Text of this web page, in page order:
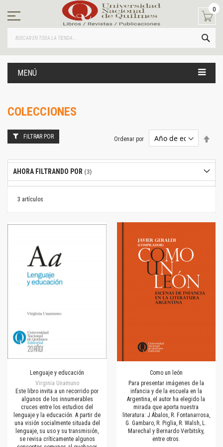
contenido
0
MENÚ
COLECCIONES
3 artículos
Ordenar por
Lenguaje y educación
Virginia Unamuno
Este libro invita a un recorrido por
algunos de los innumerables
cruces entre los estudios del
lenguaje y la educación. A partir de
una visión socialmente situada del
lenguaje, su uso y su transmisión,
se revisa críticamente algunos
Como un león
Para presentar imágenes de la
infancia y de la escuela en la
Argentina, el autor ha elegido la
mirada que aporta nuestra
literatura: J Ábalos, R. Fontanarrosa,
G. Gambaro, R. Piglia, R. Walsh, L.
Marechal y Bernardo Verbitsky,
entre otros.
FILTRAR POR
AHORA FILTRANDO POR